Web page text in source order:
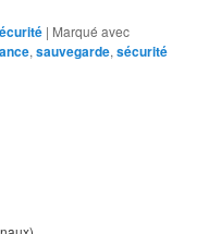
| Marqué avec
,sauvegarde,sécurité